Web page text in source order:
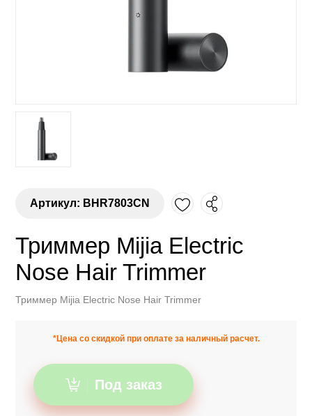
Артикул: BHR7803CN
Триммер Mijia Electric
Nose Hair Trimmer
Триммер Mijia Electric Nose Hair Trimmer
*Цена со скидкой при оплате за наличный расчет.
Под заказ